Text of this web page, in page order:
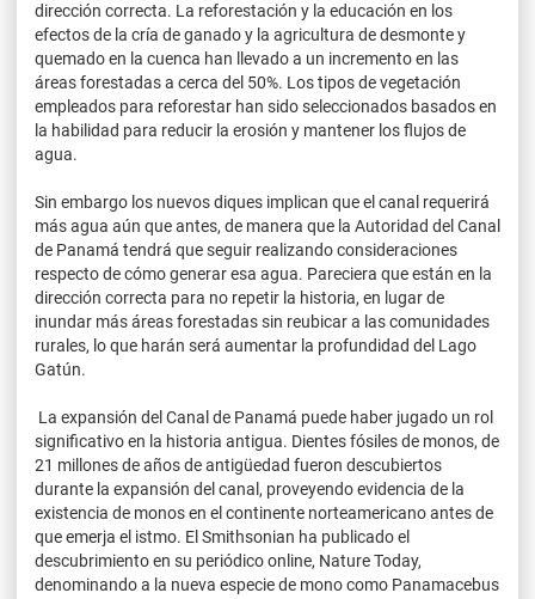
dirección correcta. La reforestación y la educación en los
efectos de la cría de ganado y la agricultura de desmonte y
quemado en la cuenca han llevado a un incremento en las
áreas forestadas a cerca del 50%. Los tipos de vegetación
empleados para reforestar han sido seleccionados basados en
la habilidad para reducir la erosión y mantener los flujos de
agua.
Sin embargo los nuevos diques implican que el canal requerirá
más agua aún que antes, de manera que la Autoridad del Canal
de Panamá tendrá que seguir realizando consideraciones
respecto de cómo generar esa agua. Pareciera que están en la
dirección correcta para no repetir la historia, en lugar de
inundar más áreas forestadas sin reubicar a las comunidades
rurales, lo que harán será aumentar la profundidad del Lago
Gatún.
La expansión del Canal de Panamá puede haber jugado un rol
significativo en la historia antigua. Dientes fósiles de monos, de
21 millones de años de antigüedad fueron descubiertos
durante la expansión del canal, proveyendo evidencia de la
existencia de monos en el continente norteamericano antes de
que emerja el istmo. El Smithsonian ha publicado el
descubrimiento en su periódico online, Nature Today,
denominando a la nueva especie de mono como Panamacebus